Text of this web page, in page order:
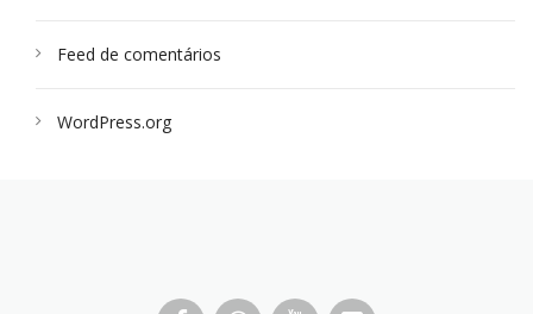
Feed de comentários
WordPress.org